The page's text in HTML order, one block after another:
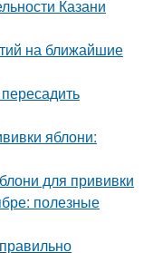
Казани
на ближайшие
яблони:
для прививки
полезные